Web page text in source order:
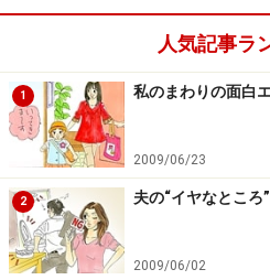
バーゲン初日で、すごく
１時間待ちという状態だ
ズだけ確認し、試着しな
に合わずタンスの肥やし
代 会社員）
「バーゲン」という言葉
れて大量に服を買ってしま
静に購入した品々を見る
人気記事ラ
1 私のまわりの面白
2009/06/23
2 夫の“イヤなところ
2009/06/02